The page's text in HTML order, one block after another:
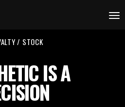
/ STOCK
IS A